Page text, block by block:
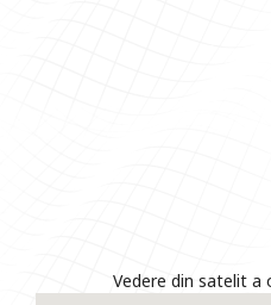
Vedere din satelit a